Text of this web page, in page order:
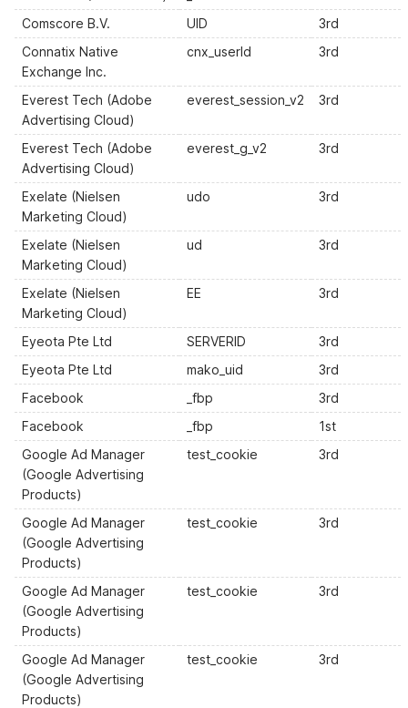
Comscore B.V.
UID
3rd
Connatix Native
Exchange Inc.
cnx_userId 3rd
Everest Tech (Adobe
Advertising Cloud)
everest_session_v2 3rd
Everest Tech (Adobe
Advertising Cloud)
everest_g_v2 3rd
Exelate (Nielsen
Marketing Cloud)
udo 3rd
Exelate (Nielsen
Marketing Cloud)
ud 3rd
Exelate (Nielsen
Marketing Cloud)
EE 3rd
Eyeota Pte Ltd SERVERID
3rd
Eyeota Pte Ltd
mako_uid
3rd
Facebook
_fbp
3rd
Facebook
_fbp
1st
Google Ad Manager
(Google Advertising
Products)
test_cookie 3rd
Google Ad Manager
(Google Advertising
Products)
test_cookie 3rd
Google Ad Manager
(Google Advertising
Products)
test_cookie 3rd
Google Ad Manager
(Google Advertising
Products)
test_cookie 3rd